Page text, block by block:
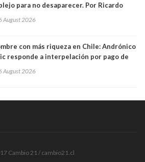
para no desaparecer. Por Ricardo
August 2026
con más riqueza en Chile: Andrónico
responde a interpelación por pago de
me muera”
August 2026
Cambio 21 / cambio21.cl